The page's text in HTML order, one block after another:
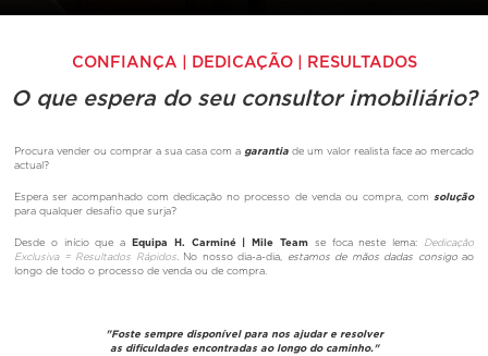
CONFIANÇA | DEDICAÇÃO | RESULTADOS
O que espera do seu consultor imobiliário?
Procura vender ou comprar a sua casa com a garantia de um valor realista face ao mercado
actual?
Espera ser acompanhado com dedicação no processo de venda ou compra, com solução
para qualquer desafio que surja?
Desde o início que a Equipa H. Carminé | Mile Team se foca neste lema:
Dedicação
Exclusiva = Resultados Rápidos.No nosso dia-a-dia, estamos de mãos dadas consigoao
longo de todo o processo de venda ou de compra.
"Foste sempre disponível para nos ajudar e resolver
as dificuldades encontradas ao longo do caminho."